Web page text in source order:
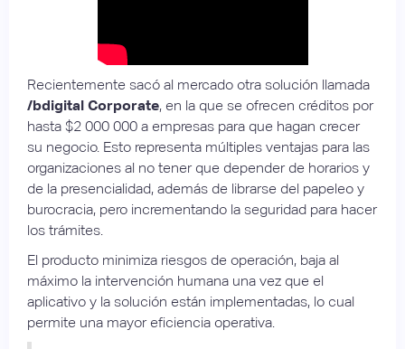
Recientemente sacó al mercado otra solución llamada
/bdigital Corporate, en la que se ofrecen créditos por
hasta $2 000 000 a empresas para que hagan crecer
su negocio. Esto representa múltiples ventajas para las
organizaciones al no tener que depender de horarios y
de la presencialidad, además de librarse del papeleo y
burocracia, pero incrementando la seguridad para hacer
los trámites.
El producto minimiza riesgos de operación, baja al
máximo la intervención humana una vez que el
aplicativo y la solución están implementadas, lo cual
permite una mayor eficiencia operativa.